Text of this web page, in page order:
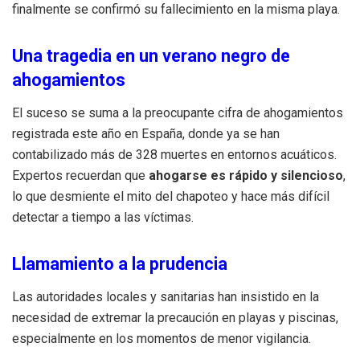
finalmente se confirmó su fallecimiento en la misma playa.
Una tragedia en un verano negro de
ahogamientos
El suceso se suma a la preocupante cifra de ahogamientos
registrada este año en España, donde ya se han
contabilizado más de 328 muertes en entornos acuáticos.
Expertos recuerdan que ahogarse es rápido y silencioso,
lo que desmiente el mito del chapoteo y hace más difícil
detectar a tiempo a las víctimas.
Llamamiento a la prudencia
Las autoridades locales y sanitarias han insistido en la
necesidad de extremar la precaución en playas y piscinas,
especialmente en los momentos de menor vigilancia.